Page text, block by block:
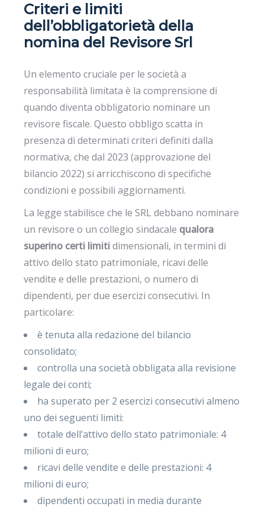
Criteri e limiti
dell’obbligatorietà della
nomina del Revisore Srl
Un elemento cruciale per le società a
responsabilità limitata è la comprensione di
quando diventa obbligatorio nominare un
revisore fiscale. Questo obbligo scatta in
presenza di determinati criteri definiti dalla
normativa, che dal 2023 (approvazione del
bilancio 2022) si arricchiscono di specifiche
condizioni e possibili aggiornamenti.
La legge stabilisce che le SRL debbano nominare
un revisore o un collegio sindacale qualora
superino certi limitidimensionali, in termini di
attivo dello stato patrimoniale, ricavi delle
vendite e delle prestazioni, o numero di
dipendenti, per due esercizi consecutivi. In
particolare:
è tenuta alla redazione del bilancio
consolidato;
controlla una società obbligata alla revisione
legale dei conti;
ha superato per 2 esercizi consecutivi almeno
uno dei seguenti limiti:
totale dell’attivo dello stato patrimoniale: 4
milioni di euro;
ricavi delle vendite e delle prestazioni: 4
milioni di euro;
dipendenti occupati in media durante